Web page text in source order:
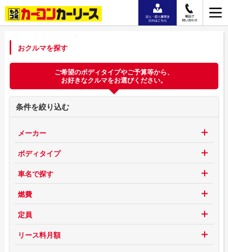
おクルマを探す
ご希望のボディタイプやご予算等から、
お好きなクルマをお選びください。
条件を絞り込む
メーカー
ボディタイプ
車名で探す
燃費
定員
リース料月額